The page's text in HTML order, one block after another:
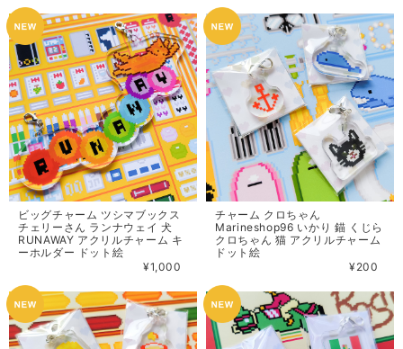
ビッグチャーム ツシマブックス
チェリーさん ランナウェイ 犬
RUNAWAY アクリルチャーム キ
ーホルダー ドット絵
¥1,000
チャーム クロちゃん
Marineshop96 いかり 錨 くじら
クロちゃん 猫 アクリルチャーム
ドット絵
¥200